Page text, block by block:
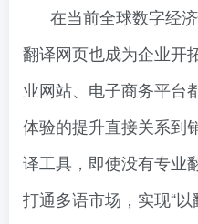
在当前全球数字经
翻译网页也成为企业开
业网站、电子商务平台
体验的提升直接关系到
译工具，即使没有专业
打通多语市场，实现“以